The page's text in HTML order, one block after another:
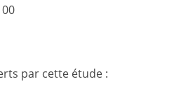
par cette étude :